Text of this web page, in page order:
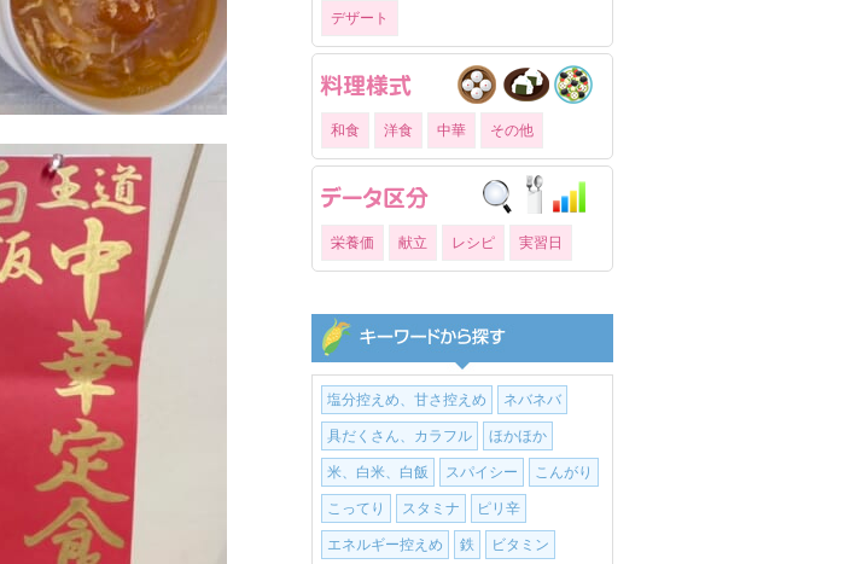
デザート
和食 洋食 中華 その他
栄養価 献立 レシピ 実習日
塩分控えめ、甘さ控えめ ネバネバ
具だくさん、カラフル ほかほか
米、白米、白飯 スパイシー こんがり
こってり スタミナ ピリ辛
エネルギー控えめ 鉄 ビタミン